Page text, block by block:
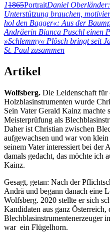
11865PortraitDaniel
Unterstützung brauchen,
hol den Bagger«: Aus der
Andräerin Bianca Puschl einen
»Schlemmy« Plösch bringt seit
St. Paul zusammen
Artikel
Wolfsberg. Die Leidenschaft für
Holzblasinstrumenten wurde
Sein Vater Gerald Kainz machte
Meisterprüfung als
Daher ist Christian zwischen
aufgewachsen und war von
seinem Vater interessiert bei der
damals gedacht, das möchte ich
Kainz.
Gesagt, getan: Nach der
Andrä und begann danach eine
Wolfsberg. 2020 stellte er sich
Kandidaten aus ganz
Blechblasinstrumentenerzeuger
war ein Flügelhorn.